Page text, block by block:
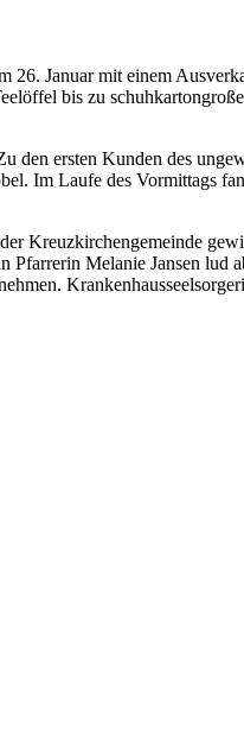
Januar mit einem
bis zu
den ersten Kunden des
Im Laufe des Vormittags
Kreuzkirchengemeinde
Pfarrerin Melanie Jansen lud